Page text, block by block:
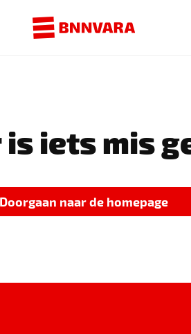
is iets mis
Doorgaan naar de homepage